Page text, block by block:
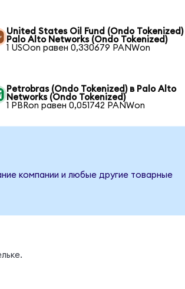
United States Oil Fund (Ondo Tokenized)
Palo Alto Networks (Ondo Tokenized)
1 USOon равен 0,330679 PANWon
Petrobras (Ondo Tokenized) в Palo Alto
Networks (Ondo Tokenized)
1 PBRon равен 0,051742 PANWon
компании и любые другие товарные